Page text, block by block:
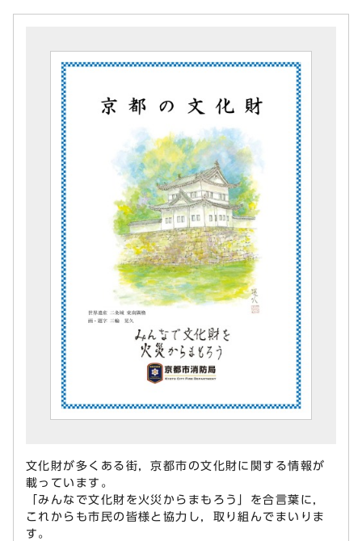
文化財が多くある街，京都市の文化財に関する情報が
載っています。
「みんなで文化財を火災からまもろう」を合言葉に，
これからも市民の皆様と協力し，取り組んでまいりま
す。